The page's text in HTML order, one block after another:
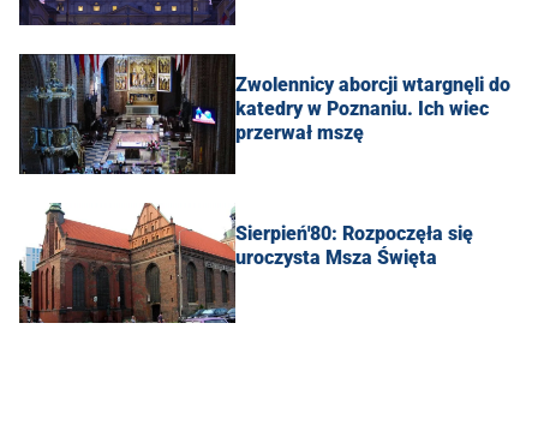
Zwolennicy aborcji wtargnęli do
katedry w Poznaniu. Ich wiec
przerwał mszę
Sierpień'80: Rozpoczęła się
uroczysta Msza Święta